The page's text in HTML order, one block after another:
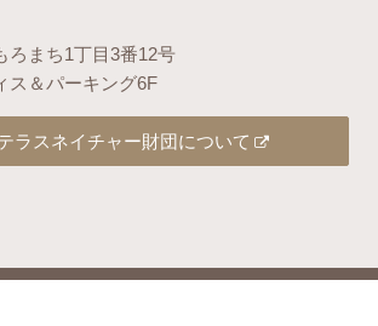
ろまち1丁目3番12号
ス＆パーキング6F
ラスネイチャー財団について